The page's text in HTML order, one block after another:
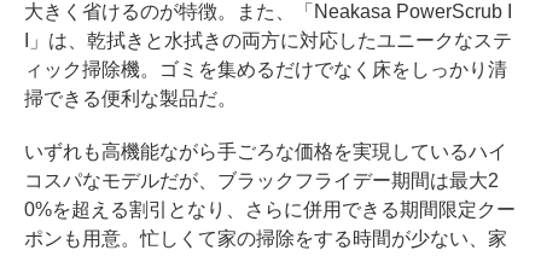
大きく省けるのが特徴。また、「Neakasa PowerScrub I
I」は、乾拭きと水拭きの両方に対応したユニークなステ
ィック掃除機。ゴミを集めるだけでなく床をしっかり清
掃できる便利な製品だ。
いずれも高機能ながら手ごろな価格を実現しているハイ
コスパなモデルだが、ブラックフライデー期間は最大2
0%を超える割引となり、さらに併用できる期間限定クー
ポンも用意。忙しくて家の掃除をする時間が少ない、家